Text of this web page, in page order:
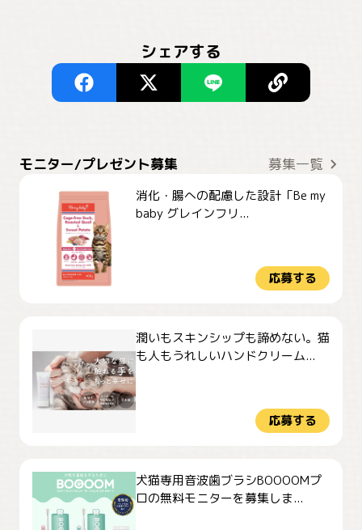
シェアする
モニター/プレゼント募集 募集一覧
消化・腸への配慮した設計「Be my
baby グレインフリ...
応募する
潤いもスキンシップも諦めない。猫
も人もうれしいハンドクリーム...
応募する
犬猫専用音波歯ブラシBOOOOMプ
ロの無料モニターを募集しま...